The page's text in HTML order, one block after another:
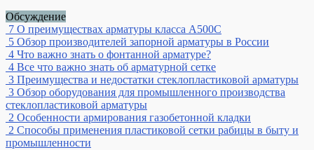
Обсуждение
7 О преимуществах арматуры класса А500С
5 Обзор производителей запорной арматуры в России
4 Что важно знать о фонтанной арматуре?
4 Все что важно знать об арматурной сетке
3 Преимущества и недостатки стеклопластиковой арматуры
3 Обзор оборудования для промышленного производства
стеклопластиковой арматуры
2 Особенности армирования газобетонной кладки
2 Способы применения пластиковой сетки рабицы в быту и
промышленности